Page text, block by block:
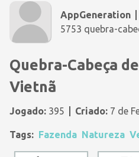
AppGeneration
5753 quebra-
Quebra-Cabeça
Vietnã
Jogado: 395 Criado: 7 de
Tags: Fazenda Natureza